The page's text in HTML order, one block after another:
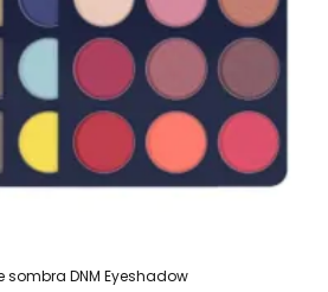
sombra DNM Eyeshadow